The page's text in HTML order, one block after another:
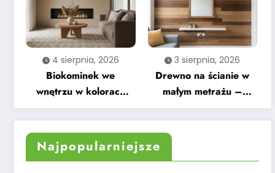
4 sierpnia, 2026
Biokominek we
wnętrzu w kolorach
ziemi – kompletny
przewodnik
3 sierpnia, 2026
Drewno na ścianie w
małym metrażu –
najczęstsze błędy
Najpopularniejsze